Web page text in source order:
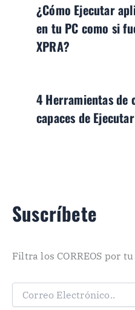
¿Cómo Ejecutar
en tu PC como si
XPRA?
4 Herramientas de
capaces de
Suscríbete
Filtra los CORREOS por
C